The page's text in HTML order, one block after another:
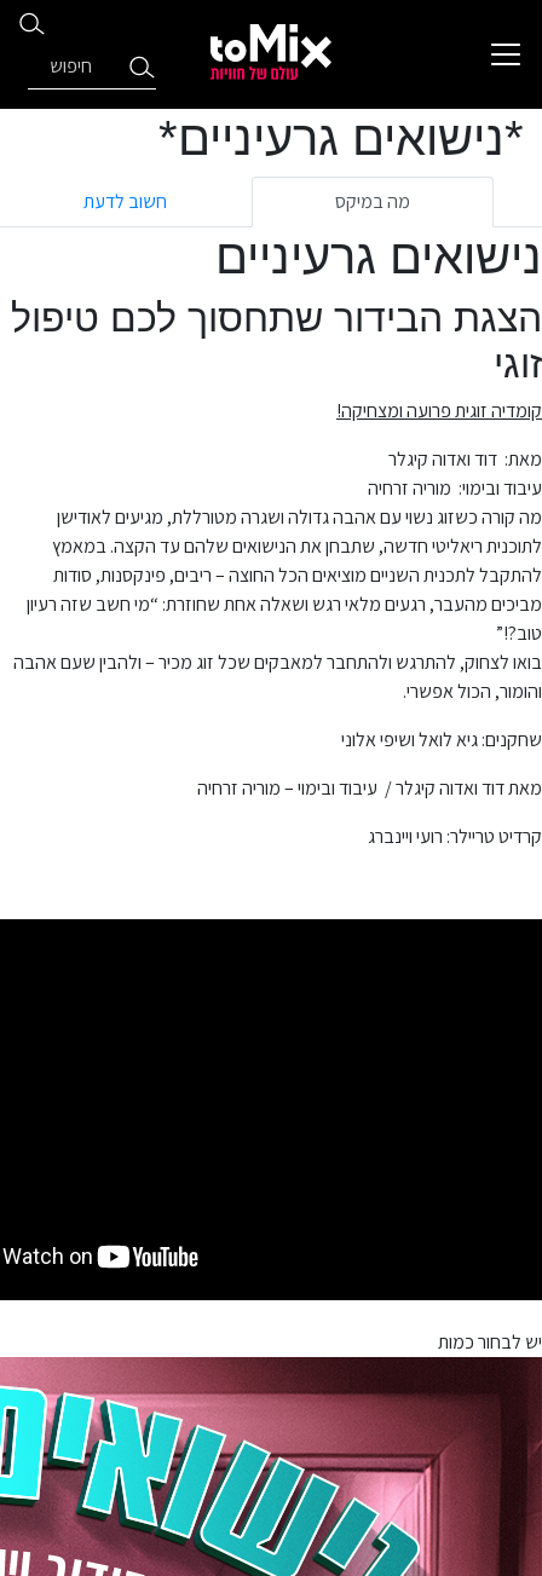
*נישואים גרעיניים*
מה במיקס חשוב לדעת
נישואים גרעיניים
הצגת הבידור שתחסוך לכם טיפול
זוגי
קומדיה זוגית פרועה ומצחיקה!
מאת: דוד ואדוה קיגלר
עיבוד ובימוי: מוריה זרחיה
מה קורה כשזוג נשוי עם אהבה גדולה ושגרה מטורללת, מגיעים לאודישן
לתוכנית ריאליטי חדשה, שתבחן את הנישואים שלהם עד הקצה. במאמץ
להתקבל לתכנית השניים מוציאים הכל החוצה – ריבים, פינקסנות, סודות
מביכים מהעבר, רגעים מלאי רגש ושאלה אחת שחוזרת: “מי חשב שזה רעיון
טוב?!”
בואו לצחוק, להתרגש ולהתחבר למאבקים שכל זוג מכיר – ולהבין שעם אהבה
והומור, הכול אפשרי.
שחקנים: גיא לואל ושיפי אלוני
מאת דוד ואדוה קיגלר / עיבוד ובימוי – מוריה זרחיה
קרדיט טריילר: רועי ויינברג
יש לבחור כמות